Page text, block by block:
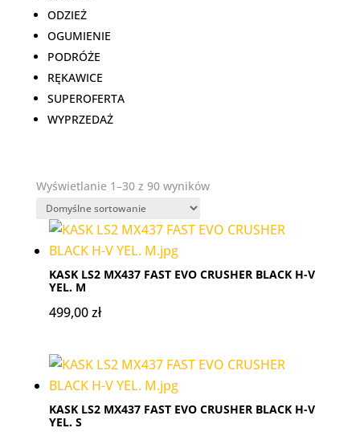
ODZIEŻ
OGUMIENIE
PODRÓŻE
RĘKAWICE
SUPEROFERTA
WYPRZEDAŻ
Wyświetlanie 1–30 z 90 wyników
KASK LS2 MX437 FAST EVO CRUSHER BLACK H-V
YEL. M
499,00zł
KASK LS2 MX437 FAST EVO CRUSHER BLACK H-V
YEL. S